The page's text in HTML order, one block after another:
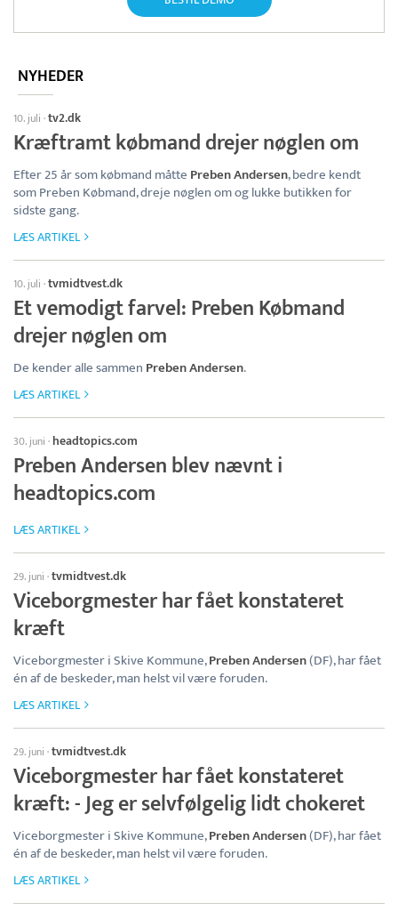
NYHEDER
10. juli ·tv2.dk
Kræftramt købmand drejer nøglen om
Efter 25 år som købmand måtte Preben Andersen, bedre kendt
som Preben Købmand, dreje nøglen om og lukke butikken for
sidste gang.
LÆS ARTIKEL
10. juli ·tvmidtvest.dk
Et vemodigt farvel: Preben Købmand
drejer nøglen om
De kender alle sammen Preben Andersen.
LÆS ARTIKEL
30. juni · headtopics.com
Preben Andersen blev nævnt i
headtopics.com
LÆS ARTIKEL
29. juni ·tvmidtvest.dk
Viceborgmester har fået konstateret
kræft
Viceborgmester i Skive Kommune,Preben Andersen(DF), har fået
én af de beskeder, man helst vil være foruden.
LÆS ARTIKEL
29. juni ·tvmidtvest.dk
Viceborgmester har fået konstateret
kræft: - Jeg er selvfølgelig lidt chokeret
Viceborgmester i Skive Kommune,Preben Andersen(DF), har fået
én af de beskeder, man helst vil være foruden.
LÆS ARTIKEL